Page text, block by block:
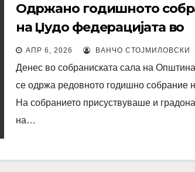
Одржано годишното
на Џудо федерацијата во
Прилеп
АПР 6, 2026 ВАНЧО СТОЈМИЛОВСКИ
Денес во собраниската сала на
се одржа редовното годишно
На собранието присуствуваше и
на…